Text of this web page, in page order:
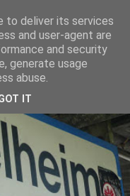
to deliver its services
and user-agent are
and security
generate usage
abuse.
IT